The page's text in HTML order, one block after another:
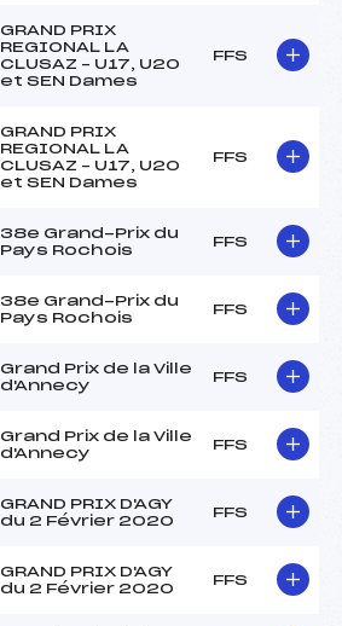
GRAND PRIX
REGIONAL LA
CLUSAZ – U17, U20
et SEN Dames
FFS
GRAND PRIX
REGIONAL LA
CLUSAZ – U17, U20
et SEN Dames
FFS
38e Grand-Prix du
Pays Rochois
FFS
38e Grand-Prix du
Pays Rochois
FFS
Grand Prix de la Ville
d'Annecy
FFS
Grand Prix de la Ville
d'Annecy
FFS
GRAND PRIX D'AGY
du 2 Février 2020
FFS
GRAND PRIX D'AGY
du 2 Février 2020
FFS